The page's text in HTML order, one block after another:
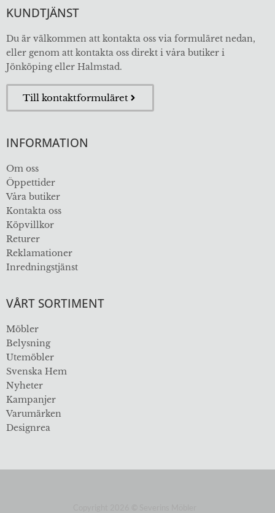
KUNDTJÄNST
Du är välkommen att kontakta oss via formuläret nedan,
eller genom att kontakta oss direkt i våra butiker i
Jönköping eller Halmstad.
Till kontaktformuläret
INFORMATION
Om oss
Öppettider
Våra butiker
Kontakta oss
Köpvillkor
Returer
Reklamationer
Inredningstjänst
VÅRT SORTIMENT
Möbler
Belysning
Utemöbler
Svenska Hem
Nyheter
Kampanjer
Varumärken
Designrea